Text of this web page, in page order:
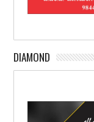
DIAMOND